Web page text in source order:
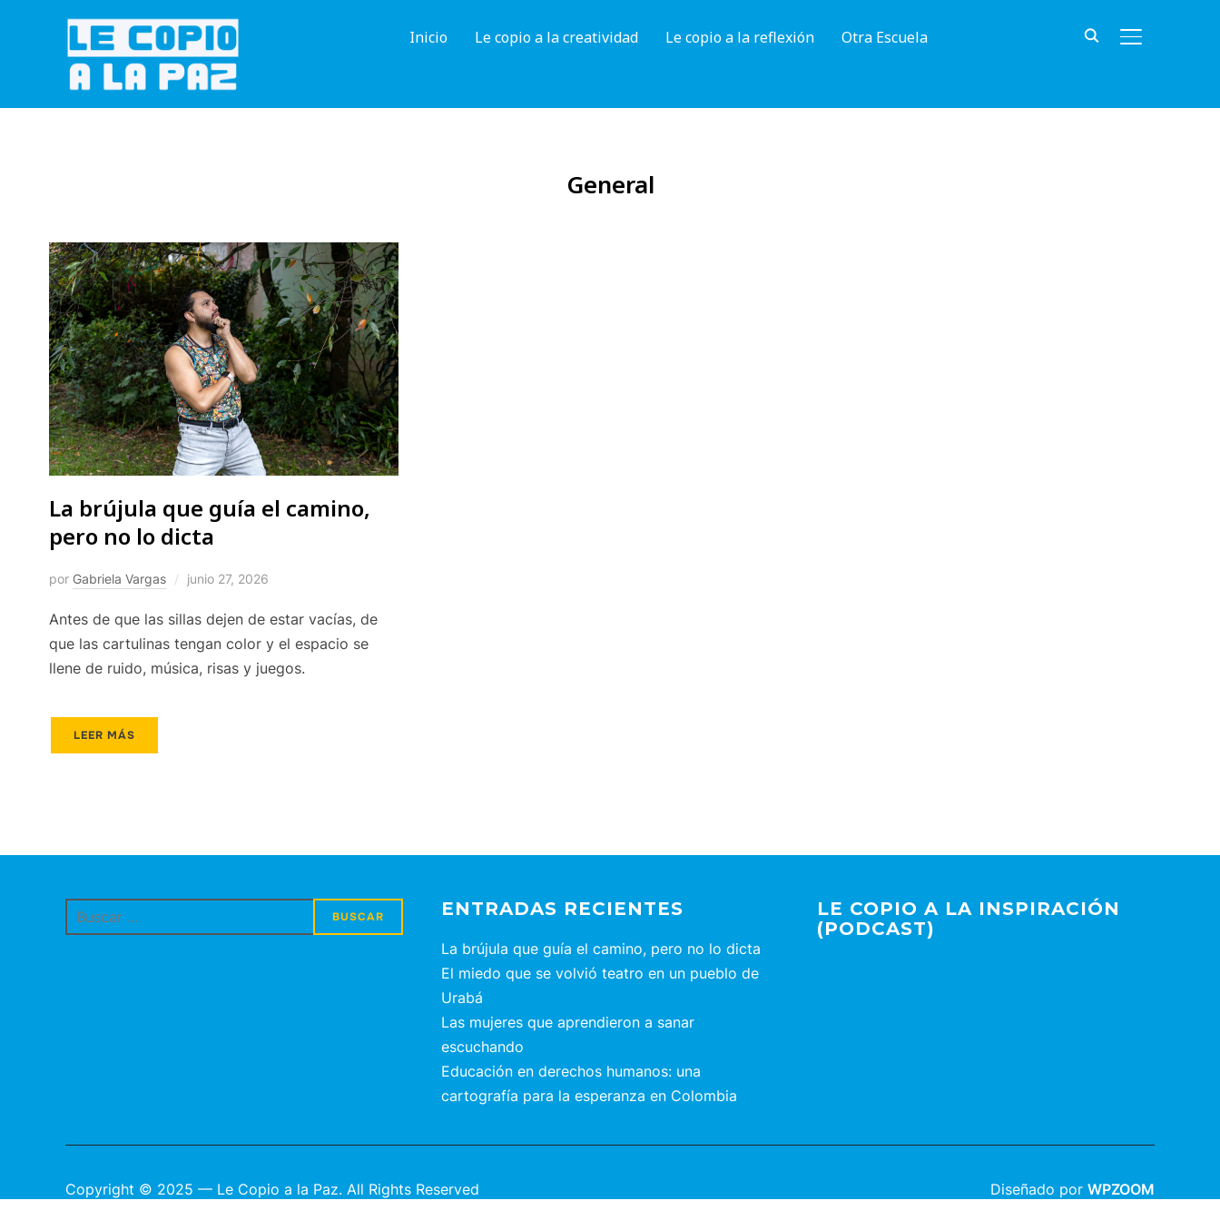
ALTERNAR
Inicio Le copio a la creatividad Le copio a la reflexión Otra Escuela
General
La brújula que guía el camino,
pero no lo dicta
por Gabriela Vargas junio 27, 2026
Antes de que las sillas dejen de estar vacías, de
que las cartulinas tengan color y el espacio se
llene de ruido, música, risas y juegos.
LEER MÁS
Buscar: ENTRADAS RECIENTES
La brújula que guía el camino, pero no lo dicta
El miedo que se volvió teatro en un pueblo de
Urabá
Las mujeres que aprendieron a sanar
escuchando
Educación en derechos humanos: una
cartografía para la esperanza en Colombia
LE COPIO A LA INSPIRACIÓN
(PODCAST)
Copyright © 2025 — Le Copio a la Paz. All Rights Reserved Diseñado por WPZOOM